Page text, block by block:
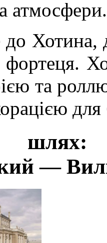
атмосфери.
Хотина,
та
—